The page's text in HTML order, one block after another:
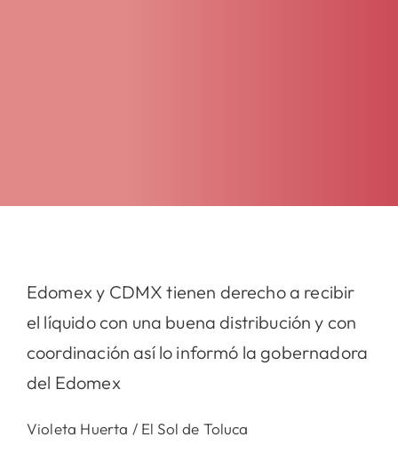
Edomex y CDMX tienen derecho a recibir
el líquido con una buena distribución y con
coordinación así lo informó la gobernadora
del Edomex
Violeta Huerta / El Sol de Toluca